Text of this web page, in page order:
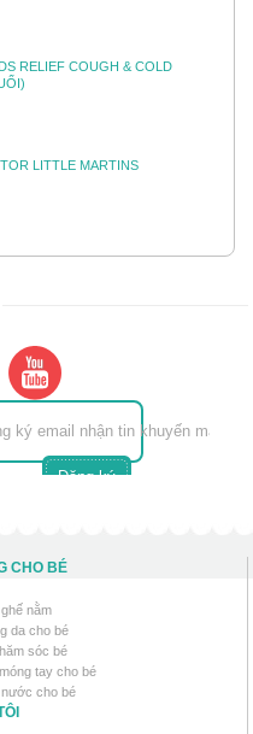
RELIEF COUGH & COLD
LITTLE MARTINS
CHO BÉ
nằm
da cho bé
sóc bé
tay cho bé
nước cho bé